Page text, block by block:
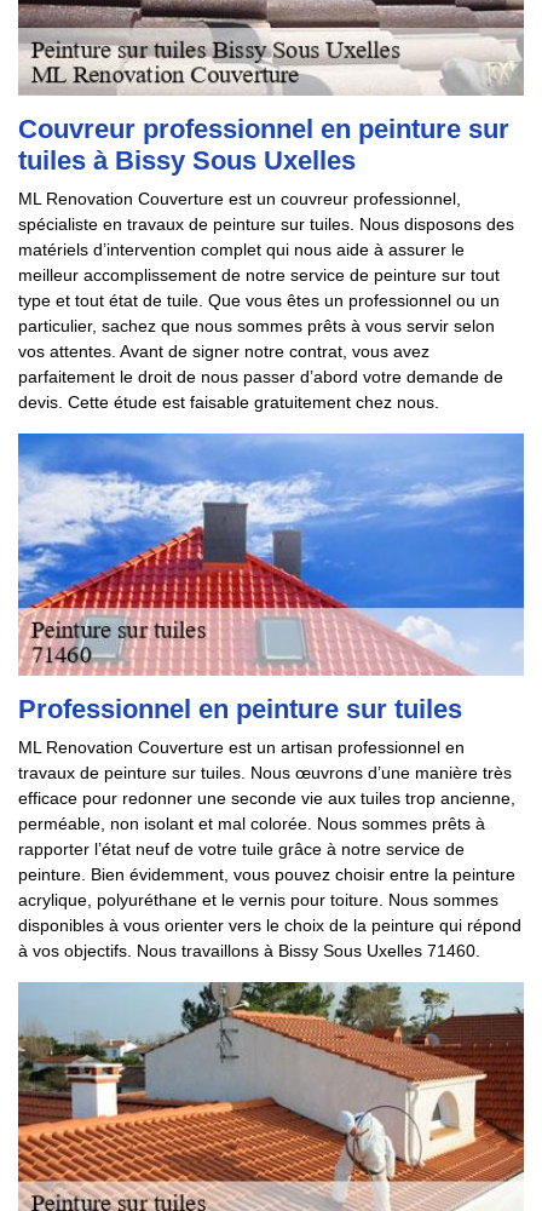
Couvreur professionnel en peinture sur
tuiles à Bissy Sous Uxelles
ML Renovation Couverture est un couvreur professionnel,
spécialiste en travaux de peinture sur tuiles. Nous disposons des
matériels d’intervention complet qui nous aide à assurer le
meilleur accomplissement de notre service de peinture sur tout
type et tout état de tuile. Que vous êtes un professionnel ou un
particulier, sachez que nous sommes prêts à vous servir selon
vos attentes. Avant de signer notre contrat, vous avez
parfaitement le droit de nous passer d’abord votre demande de
devis. Cette étude est faisable gratuitement chez nous.
Professionnel en peinture sur tuiles
ML Renovation Couverture est un artisan professionnel en
travaux de peinture sur tuiles. Nous œuvrons d’une manière très
efficace pour redonner une seconde vie aux tuiles trop ancienne,
perméable, non isolant et mal colorée. Nous sommes prêts à
rapporter l’état neuf de votre tuile grâce à notre service de
peinture. Bien évidemment, vous pouvez choisir entre la peinture
acrylique, polyuréthane et le vernis pour toiture. Nous sommes
disponibles à vous orienter vers le choix de la peinture qui répond
à vos objectifs. Nous travaillons à Bissy Sous Uxelles 71460.